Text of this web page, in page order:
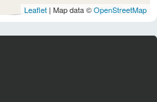
Leaflet | Map data ©OpenStreetMap